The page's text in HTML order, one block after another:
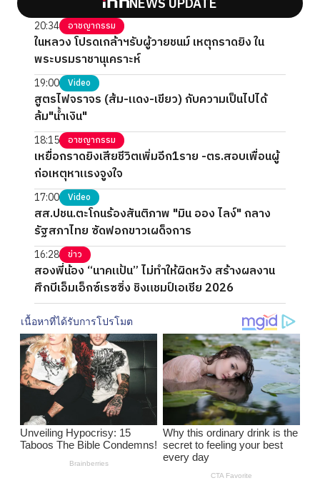
NEWS UPDATE
20:34 อาชญากรรม
ในหลวง โปรดเกล้าฯรับผู้วายชนม์ เหตุกราดยิง ใน
พระบรมราชานุเคราะห์
19:00 Video
สูตรไฟจราจร (ส้ม-แดง-เขียว) กับความเป็นไปได้
ล้ม"น้ำเงิน"
18:15 อาชญากรรม
เหยื่อกราดยิงเสียชีวิตเพิ่มอีก1ราย -ตร.สอบเพื่อนผู้
ก่อเหตุหาแรงจูงใจ
17:00 Video
สส.ปชน.ตะโกนร้องสันติภาพ "มิน ออง ไลง์" กลาง
รัฐสภาไทย ซัดฟอกขาวเผด็จการ
16:28 ข่าว
สองพี่น้อง “นาคแป้น” ไม่ทำให้ผิดหวัง สร้างผลงาน
ศึกบีเอ็มเอ็กซ์เรซซิ่ง ชิงแชมป์เอเชีย 2026